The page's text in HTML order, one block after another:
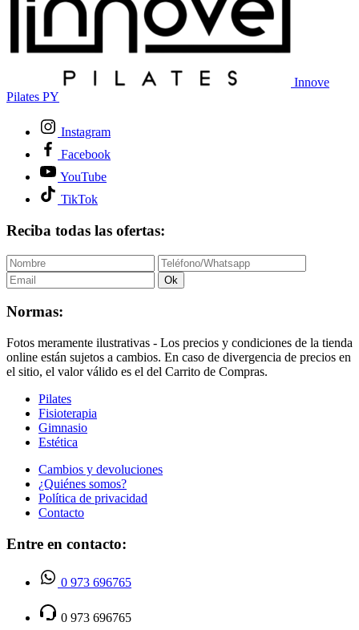
Innove
Pilates PY
Instagram
Facebook
YouTube
TikTok
Reciba todas las ofertas:
Ok
Normas:
Fotos meramente ilustrativas - Los precios y condiciones de la tienda
online están sujetos a cambios. En caso de divergencia de precios en
el sitio, el valor válido es el del Carrito de Compras.
Pilates
Fisioterapia
Gimnasio
Estética
Cambios y devoluciones
¿Quiénes somos?
Política de privacidad
Contacto
Entre en contacto:
0 973 696765
0 973 696765